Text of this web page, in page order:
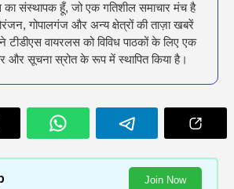
का संस्थापक हूँ, जो एक गतिशील समाचार मंच है
गोपालगंज और अन्य क्षेत्रों की ताज़ा खबरें
टीडीएस वायरलस को विविध पाठकों के लिए एक
और सूचना स्रोत के रूप में स्थापित किया है।
Join Now